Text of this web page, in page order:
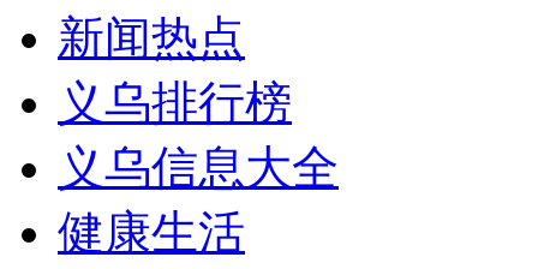
新闻热点
义乌排行榜
义乌信息大全
健康生活